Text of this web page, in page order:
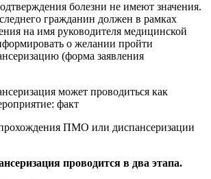
болезни не имеют значения.
гражданин должен в рамках
на имя руководителя медицинской
о желании пройти
(форма заявления
может проводиться как
факт
ПМО или диспансеризации
проводится в два этапа.